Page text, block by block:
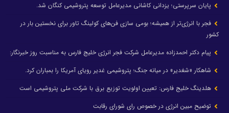
پایان سرپرستی؛ یزدانی کاشانی مدیرعامل توسعه پتروشیمی کنگان شد.
فجر با انرژی‌تر از همیشه؛ بومی سازی فن‌های کولینگ تاور برای نخستین بار در
کشور
پیام دکتر احمدزاده مدیرعامل شرکت فجر انرژی خلیج فارس به مناسبت روز خبرنگار:
شاهکار «شغدیر» در میانه جنگ؛ پتروشیمی غدیر رویای آمریکا را بمباران کرد.
هلدینگ خلیج فارس: تعیین اولویت توزیع برق با شرکت ملی پتروشیمی است
توضیح مبین انرژی در خصوص رای شورای رقابت